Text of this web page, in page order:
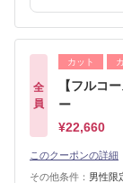
全
員
カット
【フルコ
ー
¥22,660
このクーポンの詳細
その他条件： 男性限